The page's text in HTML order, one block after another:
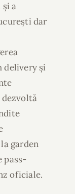
a
dar
delivery și
garden
pass-
oficiale.